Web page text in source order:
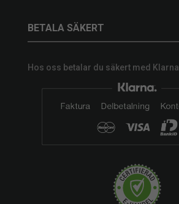
BETALA SÄKERT
Hos oss betalar du säkert med Klarna.